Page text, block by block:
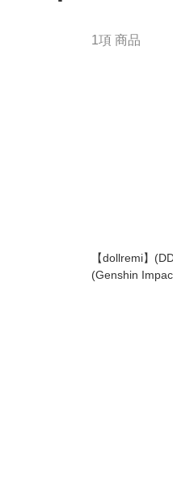
1項 商品
【dollremi】
(Genshin